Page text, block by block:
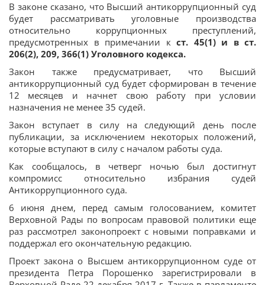
В законе сказано, что Высший антикоррупционный суд
будет рассматривать уголовные производства
относительно коррупционных преступлений,
предусмотренных в примечании к ст. 45(1) и в ст.
206(2), 209, 366(1) Уголовного кодекса.
Закон также предусматривает, что Высший
антикоррупционный суд будет сформирован в течение
12 месяцев и начнет свою работу при условии
назначения не менее 35 судей.
Закон вступает в силу на следующий день после
публикации, за исключением некоторых положений,
которые вступают в силу с началом работы суда.
Как сообщалось, в четверг ночью был достигнут
компромисс относительно избрания судей
Антикоррупционного суда.
6 июня днем, перед самым голосованием, комитет
Верховной Рады по вопросам правовой политики еще
раз рассмотрел законопроект с новыми поправками и
поддержал его окончательную редакцию.
Проект закона о Высшем антикоррупционном суде от
президента Петра Порошенко зарегистрировали в